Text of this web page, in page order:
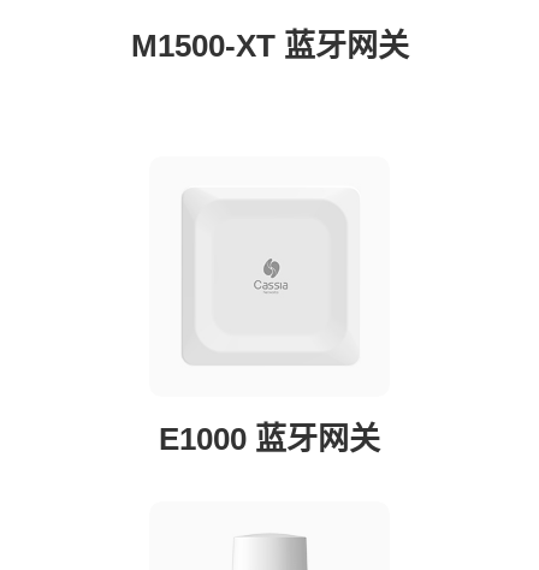
M1500-XT 蓝牙网关
E1000 蓝牙网关